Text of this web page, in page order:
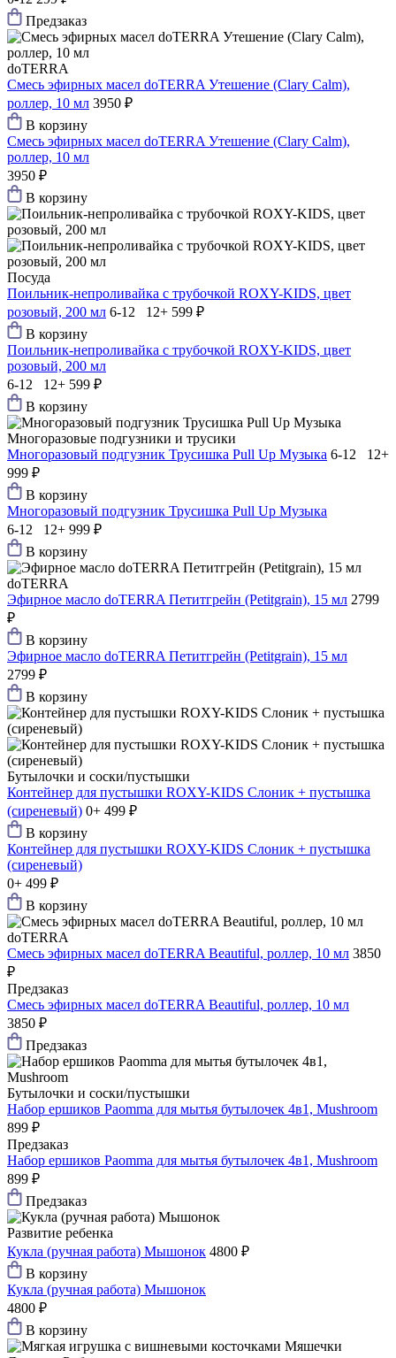
Предзаказ
doTERRA
Смесь эфирных масел doTERRA Утешение (Clary Calm),
роллер, 10 мл 3950 ₽
В корзину
Смесь эфирных масел doTERRA Утешение (Clary Calm),
роллер, 10 мл
3950 ₽
В корзину
Посуда
Поильник-непроливайка с трубочкой ROXY-KIDS, цвет
розовый, 200 мл 6-12 12+ 599 ₽
В корзину
Поильник-непроливайка с трубочкой ROXY-KIDS, цвет
розовый, 200 мл
6-12 12+ 599 ₽
В корзину
Многоразовые подгузники и трусики
Многоразовый подгузник Трусишка Pull Up Музыка 6-12 12+
999 ₽
В корзину
Многоразовый подгузник Трусишка Pull Up Музыка
6-12 12+ 999 ₽
В корзину
doTERRA
Эфирное масло doTERRA Петитгрейн (Petitgrain), 15 мл 2799
₽
В корзину
Эфирное масло doTERRA Петитгрейн (Petitgrain), 15 мл
2799 ₽
В корзину
Бутылочки и соски/пустышки
Контейнер для пустышки ROXY-KIDS Слоник + пустышка
(сиреневый) 0+ 499 ₽
В корзину
Контейнер для пустышки ROXY-KIDS Слоник + пустышка
(сиреневый)
0+ 499 ₽
В корзину
doTERRA
Смесь эфирных масел doTERRA Beautiful, роллер, 10 мл 3850
₽
Предзаказ
Смесь эфирных масел doTERRA Beautiful, роллер, 10 мл
3850 ₽
Предзаказ
Бутылочки и соски/пустышки
Набор ершиков Paomma для мытья бутылочек 4в1, Mushroom
899 ₽
Предзаказ
Набор ершиков Paomma для мытья бутылочек 4в1, Mushroom
899 ₽
Предзаказ
Развитие ребенка
Кукла (ручная работа) Мышонок 4800 ₽
В корзину
Кукла (ручная работа) Мышонок
4800 ₽
В корзину